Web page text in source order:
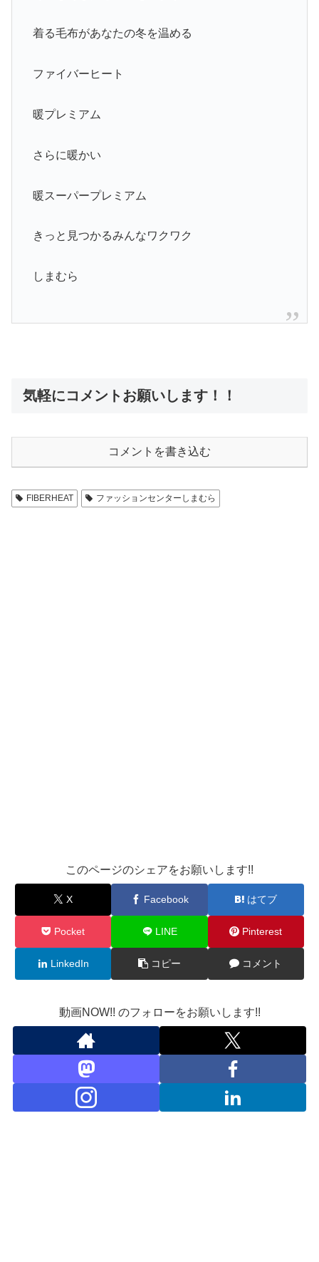
着る毛布があなたの冬を温める
ファイバーヒート
暖プレミアム
さらに暖かい
暖スーパープレミアム
きっと見つかるみんなワクワク
しまむら
気軽にコメントお願いします！！
コメントを書き込む
FIBERHEAT ファッションセンターしまむら
このページのシェアをお願いします!!
X Facebook はてブ
Pocket LINE Pinterest
LinkedIn コピー コメント
動画NOW!! のフォローをお願いします!!